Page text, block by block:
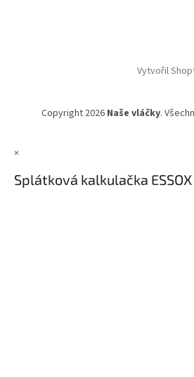
Vytvořil
Copyright 2026 Naše vláčky.
×
Splátková kalkulačka ESSOX